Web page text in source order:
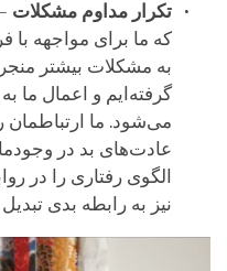
تکرار مداوم مشکلات
که ما برای مواجهه با
به مشکلات بیشتر
گرفته‌ایم و اعمال ما
می‌شود. ما ارتباطمان
عادت‌های بد در
الگوی رفتاری را در
نیز به رابطه بدی